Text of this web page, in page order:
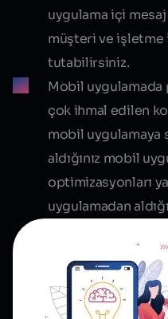
uygulama içi
müşteri ve işletme
tutabilirsiniz.
Mobil
çok ihmal edilen
mobil uygulamaya
aldığınız mobil
optimizasyonları
uygulamadan